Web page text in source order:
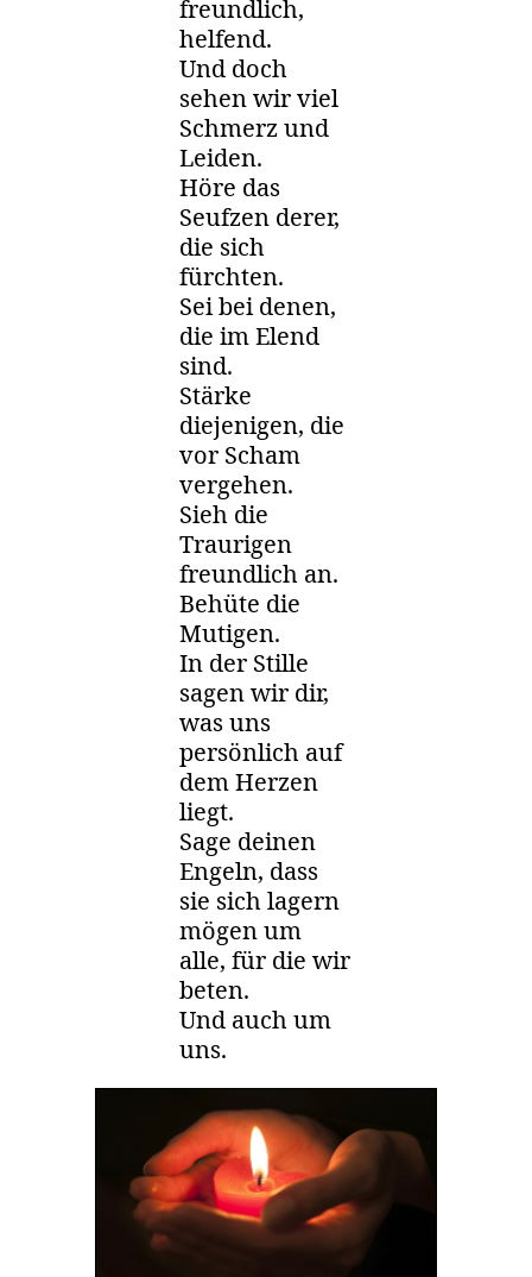
freundlich,
helfend.
Und doch
sehen wir viel
Schmerz und
Leiden.
Höre das
Seufzen derer,
die sich
fürchten.
Sei bei denen,
die im Elend
sind.
Stärke
diejenigen, die
vor Scham
vergehen.
Sieh die
Traurigen
freundlich an.
Behüte die
Mutigen.
In der Stille
sagen wir dir,
was uns
persönlich auf
dem Herzen
liegt.
Sage deinen
Engeln, dass
sie sich lagern
mögen um
alle, für die wir
beten.
Und auch um
uns.